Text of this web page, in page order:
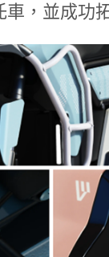
，並成功